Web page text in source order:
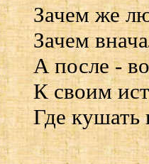
Зачем же
Зачем
А после -
К своим
Где кушать